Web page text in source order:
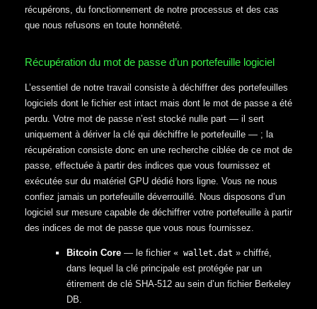
récupérons, du fonctionnement de notre processus et des cas
que nous refusons en toute honnêteté.
Récupération du mot de passe d’un portefeuille logiciel
L’essentiel de notre travail consiste à déchiffrer des portefeuilles
logiciels dont le fichier est intact mais dont le mot de passe a été
perdu. Votre mot de passe n’est stocké nulle part — il sert
uniquement à dériver la clé qui déchiffre le portefeuille — ; la
récupération consiste donc en une recherche ciblée de ce mot de
passe, effectuée à partir des indices que vous fournissez et
exécutée sur du matériel GPU dédié hors ligne. Vous ne nous
confiez jamais un portefeuille déverrouillé. Nous disposons d’un
logiciel sur mesure capable de déchiffrer votre portefeuille à partir
des indices de mot de passe que vous nous fournissez.
Bitcoin Core— le fichier « wallet.dat » chiffré,
dans lequel la clé principale est protégée par un
étirement de clé SHA-512 au sein d’un fichier Berkeley
DB.